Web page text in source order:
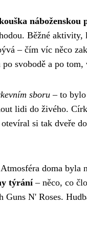
náboženskou
Běžné
– čím víc něco
svobodě a po
sboru – to
lidi do živého.
si tak dveře
doma byla
týrání– něco, co
N' Roses.